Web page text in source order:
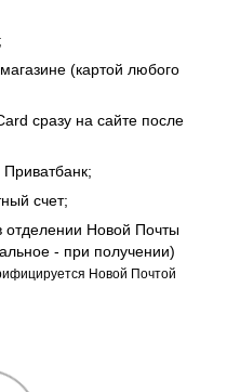
(картой любого
сразу на сайте после
счет;
отделении Новой Почты
- при получении)
Новой Почтой